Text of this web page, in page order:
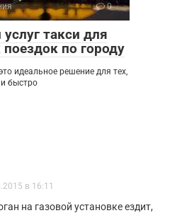
0
такси для
по городу
идеальное решение для тех,
быстро
в 16:11
на газовой установке ездит,